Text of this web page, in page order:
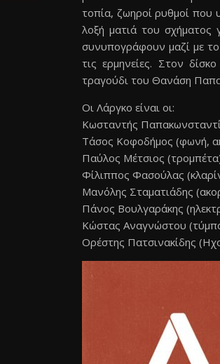
τοπία, ζωηροί ρυθμοί που
λοξή ματιά του σχήματος
συνυπογράφουν μαζί με το
τις ερμηνείες. Στον
τραγούδι του Θανάση
Οι Λάργκο είναι οι:
Κωσταντής
Τάσος Κοφοδήμος (φωνή,
Παύλος Μέτσιος
Φίλιππος Φασούλας
Μανόλης Σταματιάδης
Πάνος Βουλγαράκης
Κώστας Αναγνώστου
Ορέστης Πατσινακίδης